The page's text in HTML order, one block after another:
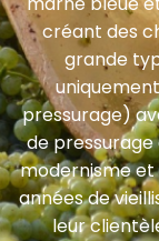
créant des
grande
pressurage)
de
modernisme et
années de
leur